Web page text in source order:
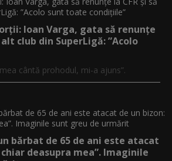
Ioan Varga, gata să renunțe
alt club din SuperLigă: ”Acolo
cântă prohodul, mi-a ajuns”.
bărbat de 65 de ani este atacat
chiar deasupra mea”. Imaginile